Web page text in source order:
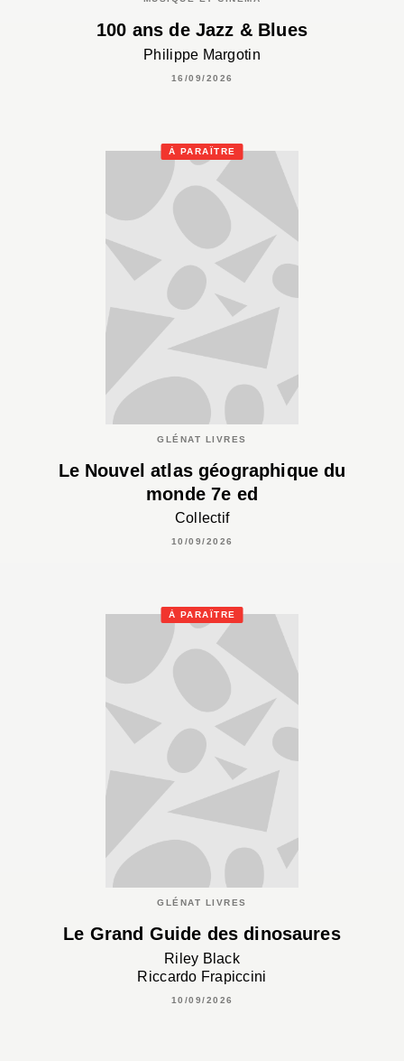
100 ans de Jazz & Blues
Philippe Margotin
16/09/2026
À PARAÎTRE
GLÉNAT LIVRES
Le Nouvel atlas géographique du
monde 7e ed
Collectif
10/09/2026
À PARAÎTRE
GLÉNAT LIVRES
Le Grand Guide des dinosaures
Riley Black
Riccardo Frapiccini
10/09/2026